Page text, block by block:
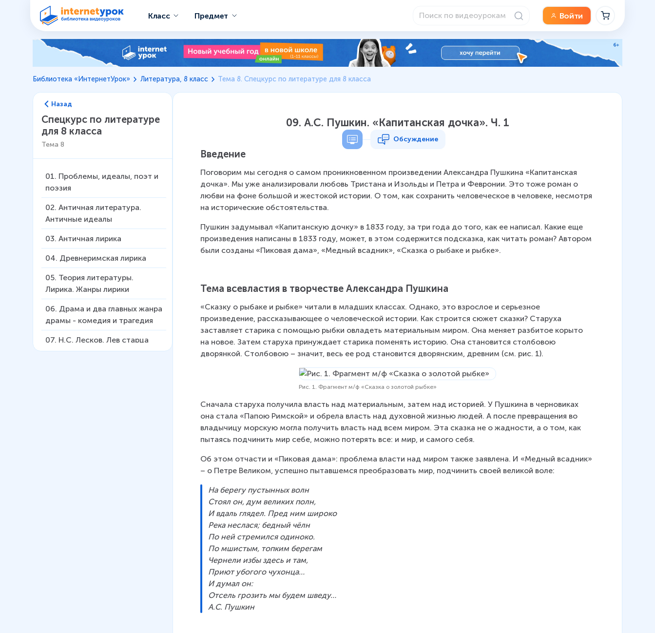
Класс Предмет Войти
Библиотека «ИнтернетУрок» Литература, 8 класс Тема 8. Спецкурс по литературе для 8 класса
Назад
Спецкурс по литературе
для 8 класса
Тема 8
01. Проблемы, идеалы, поэт и
поэзия
02. Античная литература.
Античные идеалы
03. Античная лирика
04. Древнеримская лирика
05. Теория литературы.
Лирика. Жанры лирики
06. Драма и два главных жанра
драмы - комедия и трагедия
07. Н.С. Лесков. Лев старца
Герасима
09. А.С. Пушкин. «Капитанская дочка». Ч. 1
Обсуждение
Введение
Поговорим мы сегодня о самом проникновенном произведении Александра Пушкина «Капитанская
дочка». Мы уже анализировали любовь Тристана и Изольды и Петра и Февронии. Это тоже роман о
любви на фоне большой и жестокой истории. О том, как сохранить человеческое в человеке, несмотря
на исторические обстоятельства.
Пушкин задумывал «Капитанскую дочку» в 1833 году, за три года до того, как ее написал. Какие еще
произведения написаны в 1833 году, может, в этом содержится подсказка, как читать роман? Автором
были созданы «Пиковая дама», «Медный всадник», «Сказка о рыбаке и рыбке».
Тема всевластия в творчестве Александра Пушкина
«Сказку о рыбаке и рыбке» читали в младших классах. Однако, это взрослое и серьезное
произведение, рассказывающее о человеческой истории. Как строится сюжет сказки? Старуха
заставляет старика с помощью рыбки овладеть материальным миром. Она меняет разбитое корыто
на новое. Затем старуха принуждает старика поменять историю. Она становится столбовою
дворянкой. Столбовою – значит, весь ее род становится дворянским, древним (см. рис. 1).
Рис. 1. Фрагмент м/ф «Сказка о золотой рыбке»
Сначала старуха получила власть над материальным, затем над историей. У Пушкина в черновиках
она стала «Папою Римской» и обрела власть над духовной жизнью людей. А после превращения во
владычицу морскую могла получить власть над всем миром. Эта сказка не о жадности, а о том, как
пытаясь подчинить мир себе, можно потерять все: и мир, и самого себя.
Об этом отчасти и «Пиковая дама»: проблема власти над миром также заявлена. И «Медный всадник»
– о Петре Великом, успешно пытавшемся преобразовать мир, подчинить своей великой воле:
На берегу пустынных волн
Стоял он, дум великих полн,
И вдаль глядел. Пред ним широко
Река неслася; бедный чёлн
По ней стремился одиноко.
По мшистым, топким берегам
Чернели избы здесь и там,
Приют убогого чухонца…
И думал он:
Отсель грозить мы будем шведу…
А.С. Пушкин